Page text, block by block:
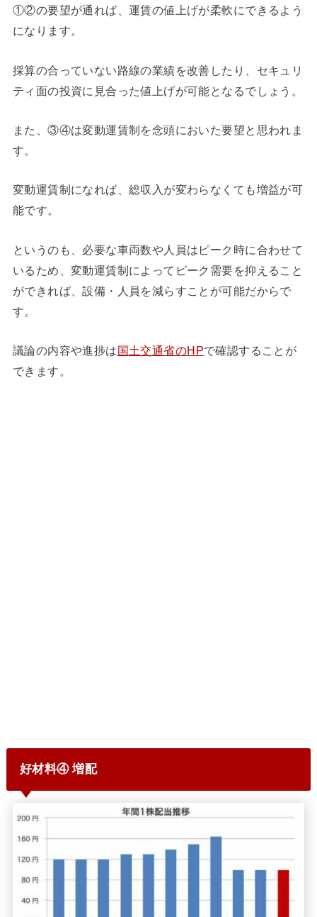
①②の要望が通れば、運賃の値上げが柔軟にできるよう
になります。
採算の合っていない路線の業績を改善したり、セキュリ
ティ面の投資に見合った値上げが可能となるでしょう。
また、③④は変動運賃制を念頭においた要望と思われま
す。
変動運賃制になれば、総収入が変わらなくても増益が可
能です。
というのも、必要な車両数や人員はピーク時に合わせて
いるため、変動運賃制によってピーク需要を抑えること
ができれば、設備・人員を減らすことが可能だからで
す。
議論の内容や進捗は国土交通省のHPで確認することが
できます。
好材料④ 増配